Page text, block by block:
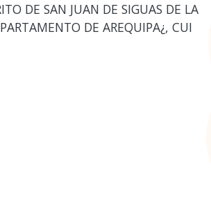
DE SAN JUAN DE SIGUAS DE LA
DE AREQUIPA¿, CUI